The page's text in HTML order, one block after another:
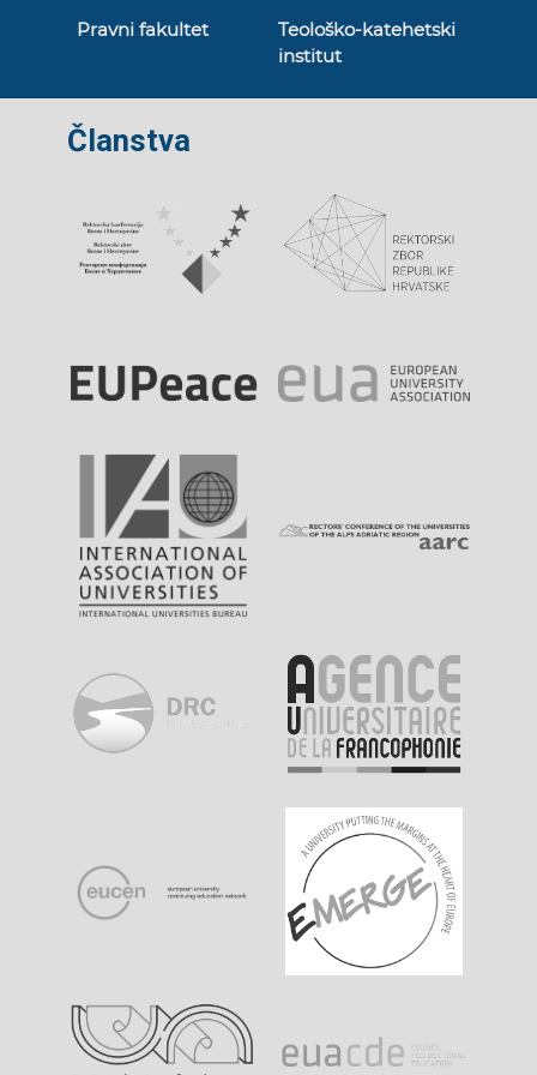
Pravni fakultet
Teološko-katehetski
institut
Članstva